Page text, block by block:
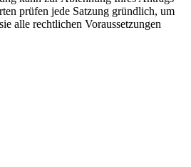
prüfen jede Satzung gründlich, um
alle rechtlichen Voraussetzungen